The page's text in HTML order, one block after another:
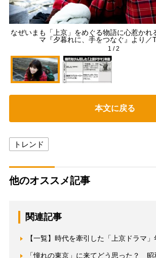
なぜいまも「上京」をめぐる物語に心惹かれ
マ『夕暮れに、手をつなぐ』より／
1 /2
本文に戻る
トレンド
他のオススメ記事
関連記事
【一覧】時代を牽引した「上京ドラマ」
「憧れの東京」に来てどう思った？ 昭